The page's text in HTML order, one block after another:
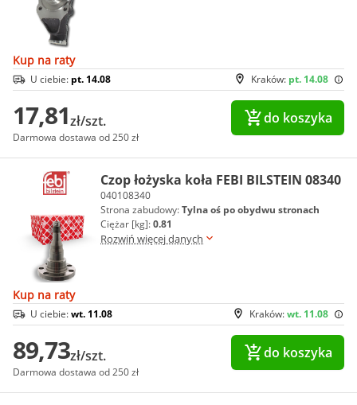
Kup na raty
Kraków: pt. 14.08
U ciebie: pt. 14.08
17,81zł/szt.
Darmowa dostawa od 250 zł
do koszyka
Czop łożyska koła FEBI BILSTEIN 08340
040108340
Strona zabudowy:Tylna oś po obydwu stronach
Ciężar [kg]:0.81
Rozwiń więcej danych
Kup na raty
Kraków:wt. 11.08
U ciebie:wt. 11.08
89,73zł/szt.
Darmowa dostawa od 250 zł
do koszyka